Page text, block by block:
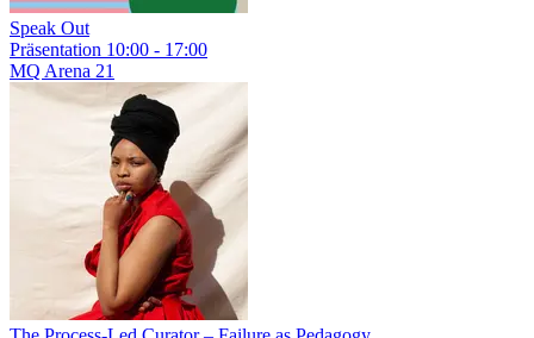
Speak Out
Präsentation 10:00 - 17:00
MQ Arena 21